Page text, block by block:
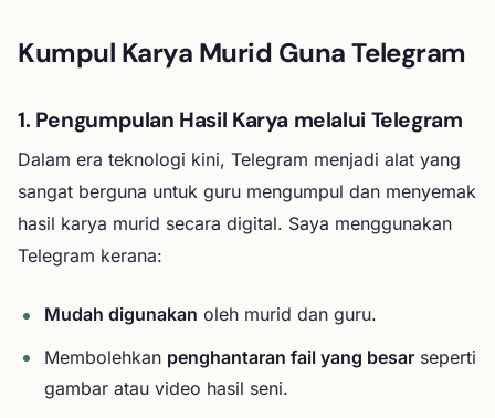
Kumpul Karya Murid Guna Telegram
1. Pengumpulan Hasil Karya melalui Telegram
Dalam era teknologi kini, Telegram menjadi alat yang
sangat berguna untuk guru mengumpul dan menyemak
hasil karya murid secara digital. Saya menggunakan
Telegram kerana:
Mudah digunakan oleh murid dan guru.
Membolehkan penghantaran fail yang besar seperti
gambar atau video hasil seni.